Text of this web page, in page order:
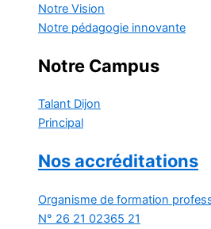
Notre Vision
Notre pédagogie innovante
Notre Campus
Talant Dijon
Principal
Nos accréditations
Organisme de formation
N° 26 21 02365 21